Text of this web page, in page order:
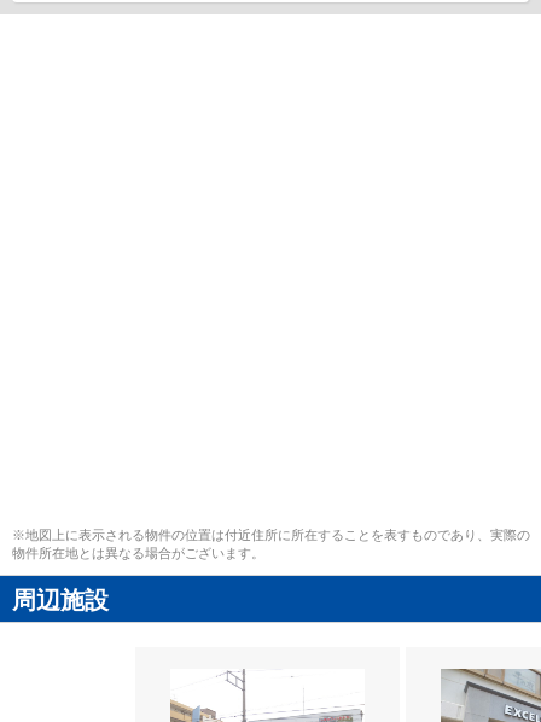
※地図上に表示される物件の位置は付近住所に所在することを表すものであり、実際の
物件所在地とは異なる場合がございます。
周辺施設